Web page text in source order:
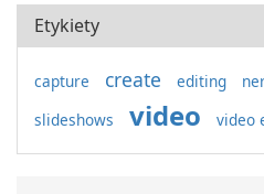
Etykiety
capture create editing
slideshows
video video